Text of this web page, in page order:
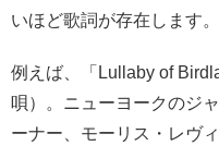
いほど歌詞が存在します。
例えば、「Lullaby of
唄）。ニューヨークのジ
ーナー、モーリス・レヴ